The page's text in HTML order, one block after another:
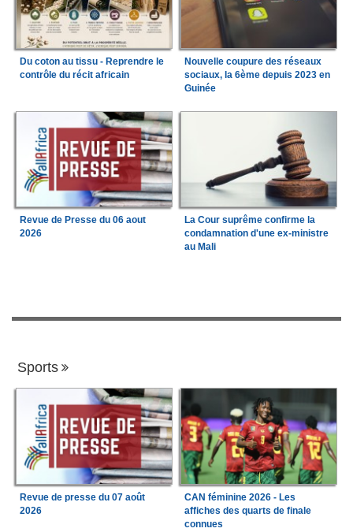
Du coton au tissu - Reprendre le
contrôle du récit africain
Nouvelle coupure des réseaux
sociaux, la 6ème depuis 2023 en
Guinée
Revue de Presse du 06 aout
2026
La Cour suprême confirme la
condamnation d'une ex-ministre
au Mali
Sports
Revue de presse du 07 août
2026
CAN féminine 2026 - Les
affiches des quarts de finale
connues